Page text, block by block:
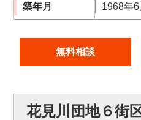
築年月 1968年6
無料相談
花見川団地６街